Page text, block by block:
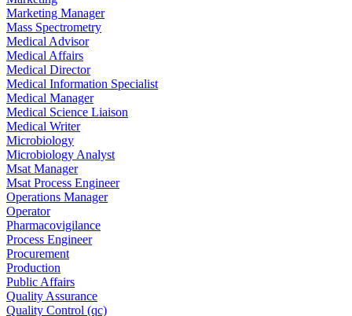
Marketing Manager
Mass Spectrometry
Medical Advisor
Medical Affairs
Medical Director
Medical Information Specialist
Medical Manager
Medical Science Liaison
Medical Writer
Microbiology
Microbiology Analyst
Msat Manager
Msat Process Engineer
Operations Manager
Operator
Pharmacovigilance
Process Engineer
Procurement
Production
Public Affairs
Quality Assurance
Quality Control (qc)